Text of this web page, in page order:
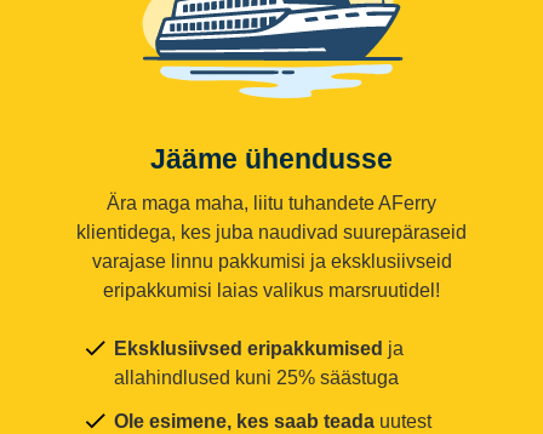
Jääme ühendusse
Ära maga maha, liitu tuhandete AFerry
klientidega, kes juba naudivad suurepäraseid
varajase linnu pakkumisi ja eksklusiivseid
eripakkumisi laias valikus marsruutidel!
Eksklusiivsed eripakkumised ja
allahindlused kuni 25% säästuga
Ole esimene, kes saab teada uutest